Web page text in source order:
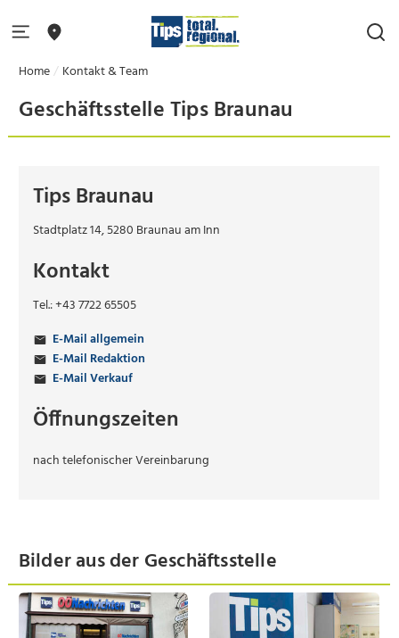
Home Kontakt & Team
Geschäftsstelle Tips Braunau
Tips Braunau
Stadtplatz 14, 5280 Braunau am Inn
Kontakt
Tel.: +43 7722 65505
E-Mail allgemein
E-Mail Redaktion
E-Mail Verkauf
Öffnungszeiten
nach telefonischer Vereinbarung
Bilder aus der Geschäftsstelle